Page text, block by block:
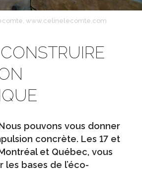
www.celinelecomte.com
pouvons vous donner
concrète. Les 17 et
et Québec, vous
les bases de l’éco-